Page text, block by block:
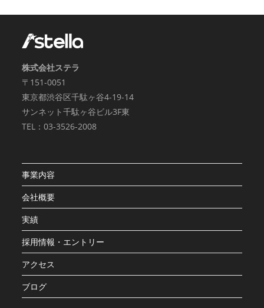
株式会社ステラ
〒151-0051
東京都渋谷区千駄ヶ谷4-19-14
サンネット千駄ヶ谷ビル3F東
TEL：03-3526-2008
事業内容
会社概要
実績
採用情報・エントリー
アクセス
ブログ